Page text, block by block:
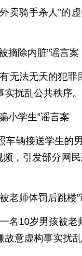
卖骑手杀人”的
摘除内脏”谣言案
无法无天的犯
扰乱公共秩序。
小学生”谣言案
辆接送学生的
，引发部分网
老师体罚后跳楼
名10岁男孩被老
意虚构事实扰乱